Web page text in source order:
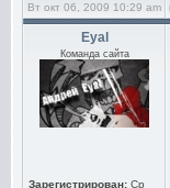
Вт окт 06, 2009 10:29 am
Eyal
Команда сайта
Зарегистрирован: Ср